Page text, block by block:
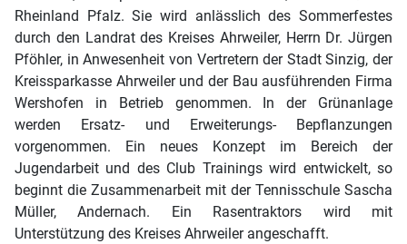
Rheinland Pfalz. Sie wird anlässlich des Sommerfestes
durch den Landrat des Kreises Ahrweiler, Herrn Dr. Jürgen
Pföhler, in Anwesenheit von Vertretern der Stadt Sinzig, der
Kreissparkasse Ahrweiler und der Bau ausführenden Firma
Wershofen in Betrieb genommen. In der Grünanlage
werden Ersatz- und Erweiterungs- Bepflanzungen
vorgenommen. Ein neues Konzept im Bereich der
Jugendarbeit und des Club Trainings wird entwickelt, so
beginnt die Zusammenarbeit mit der Tennisschule Sascha
Müller, Andernach. Ein Rasentraktors wird mit
Unterstützung des Kreises Ahrweiler angeschafft.